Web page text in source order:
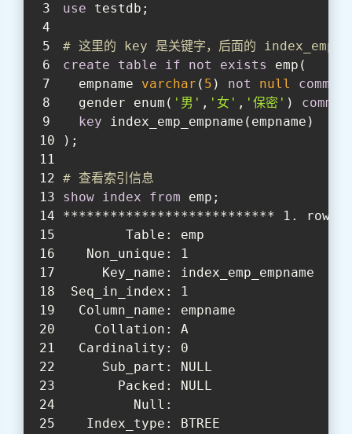
use testdb;
# 这里的 key 是关键字，后面的
create
table if not exists
emp(
  empname
varchar ( 5 ) not null
  gender enum(
'男' , '女' , '保密' )
key index_emp_empname(empname)
);
# 查看索引信息
show index from emp;
*************************** 1. row
        Table: emp
   Non_unique: 1
     Key_name: index_emp_empname
Seq_in_index: 1
  Column_name: empname
    Collation: A
  Cardinality: 0
     Sub_part: NULL
       Packed: NULL
         Null:
   Index_type: BTREE